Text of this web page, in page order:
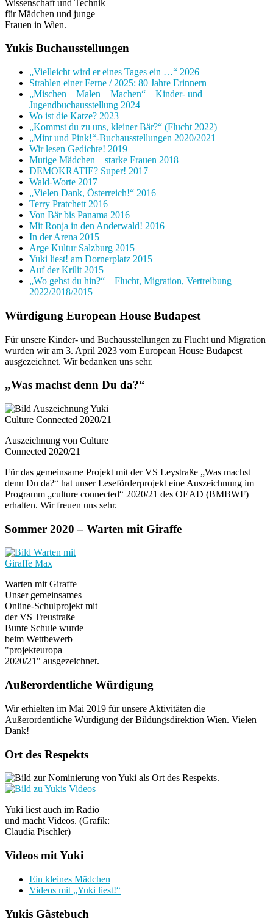
Wissenschaft und Technik
für Mädchen und junge
Frauen in Wien.
Yukis Buchausstellungen
„Vielleicht wird er eines Tages ein …“ 2026
Strahlen einer Ferne / 2025: 80 Jahre Erinnern
„Mischen – Malen – Machen“ – Kinder- und
Jugendbuchausstellung 2024
Wo ist die Katze? 2023
„Kommst du zu uns, kleiner Bär?“ (Flucht 2022)
„Mint und Pink!“-Buchausstellungen 2020/2021
Wir lesen Gedichte! 2019
Mutige Mädchen – starke Frauen 2018
DEMOKRATIE? Super! 2017
Wald-Worte 2017
„Vielen Dank, Österreich!“ 2016
Terry Pratchett 2016
Von Bär bis Panama 2016
Mit Ronja in den Anderwald! 2016
In der Arena 2015
Arge Kultur Salzburg 2015
Yuki liest! am Dornerplatz 2015
Auf der Krilit 2015
„Wo gehst du hin?“ – Flucht, Migration, Vertreibung
2022/2018/2015
Würdigung European House Budapest
Für unsere Kinder- und Buchausstellungen zu Flucht und Migration
wurden wir am 3. April 2023 vom European House Budapest
ausgezeichnet. Wir bedanken uns sehr.
„Was machst denn Du da?“
Auszeichnung von Culture
Connected 2020/21
Für das gemeinsame Projekt mit der VS Leystraße „Was machst
denn Du da?“ hat unser Leseförderprojekt eine Auszeichnung im
Programm „culture connected“ 2020/21 des OEAD (BMBWF)
erhalten. Wir freuen uns sehr.
Sommer 2020 – Warten mit Giraffe
Warten mit Giraffe –
Unser gemeinsames
Online-Schulprojekt mit
der VS Treustraße
Bunte Schule wurde
beim Wettbewerb
"projekteuropa
2020/21" ausgezeichnet.
Außerordentliche Würdigung
Wir erhielten im Mai 2019 für unsere Aktivitäten die
Außerordentliche Würdigung der Bildungsdirektion Wien. Vielen
Dank!
Ort des Respekts
Yuki liest auch im Radio
und macht Videos. (Grafik:
Claudia Pischler)
Videos mit Yuki
Ein kleines Mädchen
Videos mit „Yuki liest!“
Yukis Gästebuch